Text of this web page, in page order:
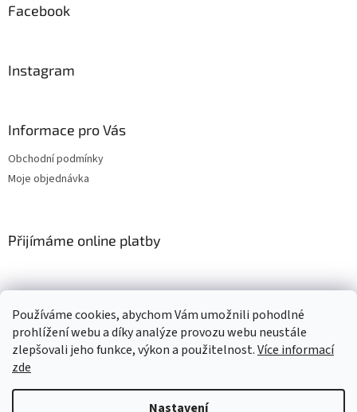
Používáme cookies, abychom Vám umožnili pohodlné
prohlížení webu a díky analýze provozu webu neustále
zlepšovali jeho funkce, výkon a použitelnost.Více informací
zde
Nastavení
Facebook
Instagram
Informace pro Vás
Obchodní podmínky
Moje objednávka
Přijímáme online platby
Vytvořil Shoptet
. Všechna práva vyhrazena.